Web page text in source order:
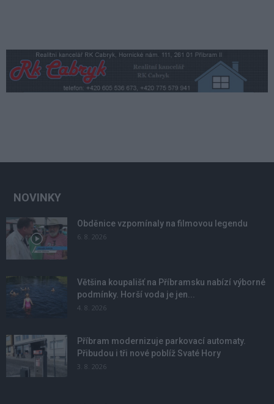
NOVINKY
Obděnice vzpomínaly na filmovou legendu
6. 8. 2026
Většina koupališť na Příbramsku nabízí výborné
podmínky. Horší voda je jen...
4. 8. 2026
Příbram modernizuje parkovací automaty.
Přibudou i tři nové poblíž Svaté Hory
3. 8. 2026